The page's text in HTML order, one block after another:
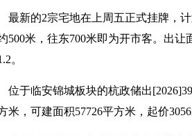
最新的2宗宅地在上周五正式挂牌，
500米，往东700米即为开市客。出让
。
位于临安锦城板块的杭政储出
米，可建面积57726平方米，起价